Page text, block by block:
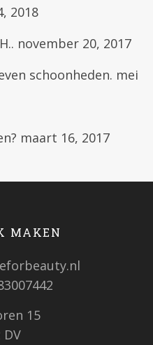
2018
november 20, 2017
schoonheden. mei
maart 16, 2017
MAKEN
15
DV